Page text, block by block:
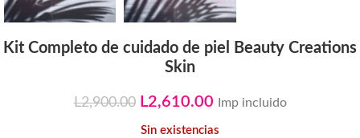
Kit Completo de cuidado de piel Beauty Creations
Skin
L2,900.00 L2,610.00 Imp incluido
Sin existencias